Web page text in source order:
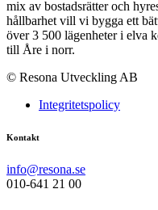
mix av bostadsrätter och
hållbarhet vill vi bygga ett
över 3 500 lägenheter i elva
till Åre i norr.
© Resona Utveckling AB
Integritetspolicy
Kontakt
info@resona.se
010-641 21 00